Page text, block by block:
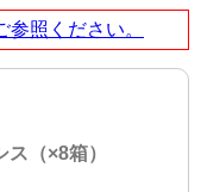
参照ください。
（×8箱）